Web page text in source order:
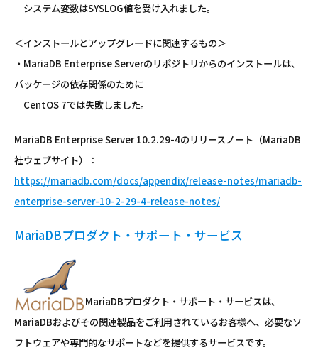
システム変数はSYSLOG値を受け入れました。
＜インストールとアップグレードに関連するもの＞
・MariaDB Enterprise Serverのリポジトリからのインストールは、
パッケージの依存関係のために
CentOS 7では失敗しました。
MariaDB Enterprise Server 10.2.29-4のリリースノート（MariaDB
社ウェブサイト）：
https://mariadb.com/docs/appendix/release-notes/mariadb-
enterprise-server-10-2-29-4-release-notes/
MariaDBプロダクト・サポート・サービス
MariaDBプロダクト・サポート・サービスは、
MariaDBおよびその関連製品をご利用されているお客様へ、必要なソ
フトウェアや専門的なサポートなどを提供するサービスです。